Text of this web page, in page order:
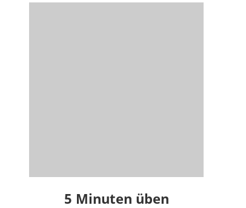
5 Minuten üben